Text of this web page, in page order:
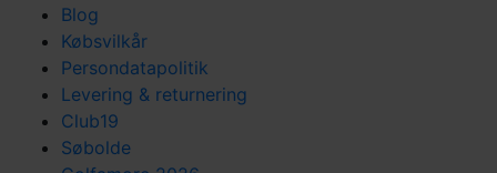
Blog
Købsvilkår
Persondatapolitik
Levering & returnering
Club19
Søbolde